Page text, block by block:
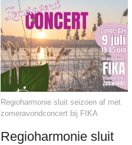
Regioharmonie sluit seizoen af met
zomeravondconcert bij FIKA
Regioharmonie sluit